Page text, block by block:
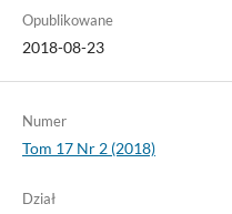
Opublikowane
2018-08-23
Numer
Tom 17 Nr 2 (2018)
Dział